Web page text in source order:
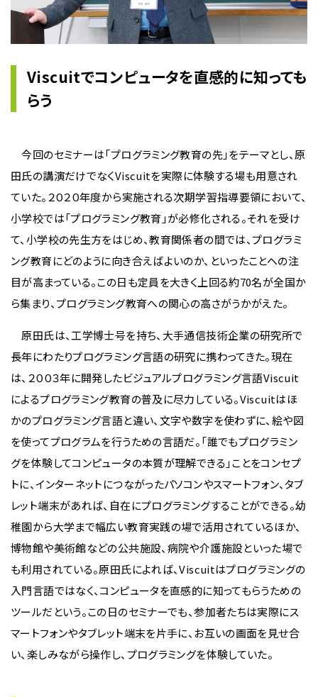
Viscuitでコンピュータを直感的に知っても
らう
今回のセミナーは「プログラミング教育の先」をテーマとし、原
田氏の講演だけでなくViscuitを実際に体験する場も用意され
ていた。２０２０年度から実施される次期学習指導要領において、
小学校では「プログラミング教育」が必修化される。それを受け
て、小学校の先生方をはじめ、教育関係者の間では、プログラミ
ング教育にどのように向き合えばよいのか、といったことへの注
目が高まっている。この日も定員を大きく上回る約70名が全国か
ら集まり、プログラミング教育への関心の高さがうかがえた。
原田氏は、工学博士号を持ち、大手通信技術企業の研究所で
長年にわたりプログラミング言語の研究に携わってきた。現在
は、２００３年に開発したビジュアルプログラミング言語Viscuit
によるプログラミング教育の普及に尽力している。Viscuitはほ
かのプログラミング言語と違い、文字や数字を使わずに、絵や図
を使ってプログラムを行うための言語だ。「誰でもプログラミン
グを体験してコンピュータの本質が理解できる」ことをコンセプ
トに、インターネットにつながったパソコンやスマートフォン、タブ
レット端末があれば、自在にプログラミングすることができる。幼
稚園から大学まで幅広い教育実践の場で活用されているほか、
博物館や美術館などの公共施設、病院や介護施設といった場で
も利用されている。原田氏によれば、Viscuitはプログラミングの
入門言語ではなく、コンピュータを直感的に知ってもらうための
ツールだという。この日のセミナーでも、参加者たちは実際にス
マートフォンやタブレット端末を片手に、お互いの画面を見せ合
い、楽しみながら操作し、プログラミングを体験していた。